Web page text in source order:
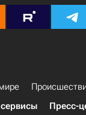
Пресс-